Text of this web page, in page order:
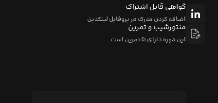
مخاطب ایجاد می‌شود و مخاطبین نسبت به برند اعتماد کسب می‌کنند و
دوباره به آن مراجعه می‌کنند.
گواهی قابل اشتراک
اضافه کردن مدرک در پروفایل لینکدین
منتورشیب و تمرین
این دوره دارای ۵ تمرین است